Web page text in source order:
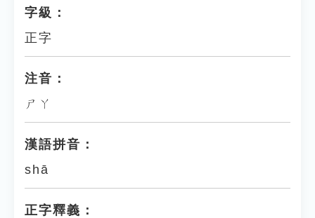
字級：
正字
注音：
ㄕㄚ
漢語拼音：
shā
正字釋義：